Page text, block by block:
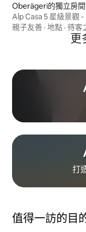
Oberägeri的獨立房間
Alp Casa 5 星級景觀
親子友善 · 地點 · 待客
更
打
值得一訪的目